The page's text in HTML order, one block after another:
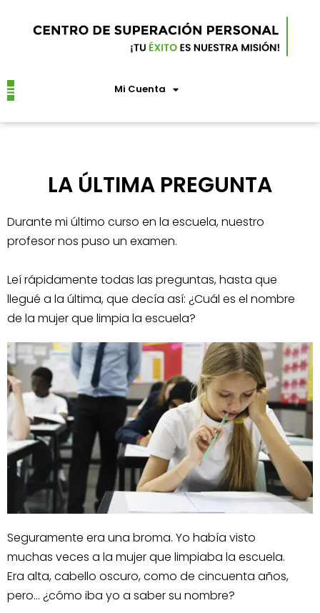
Mi Cuenta
LA ÚLTIMA PREGUNTA
Durante mi último curso en la escuela, nuestro
profesor nos puso un examen.
Leí rápidamente todas las preguntas, hasta que
llegué a la última, que decía así: ¿Cuál es el nombre
de la mujer que limpia la escuela?
Seguramente era una broma. Yo había visto
muchas veces a la mujer que limpiaba la escuela.
Era alta, cabello oscuro, como de cincuenta años,
pero… ¿cómo iba yo a saber su nombre?